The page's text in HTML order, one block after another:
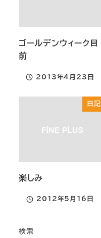
ゴールデンウィーク目
前
投稿日
2013年4月23日
日記
楽しみ
投稿日
2012年5月16日
検索